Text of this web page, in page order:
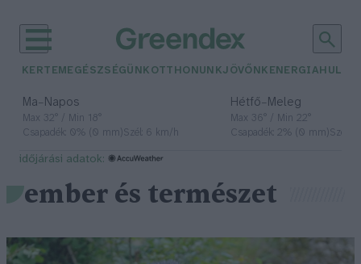
KERTEM EGÉSZSÉGÜNK OTTHONUNKJÖVŐNK ENERGIA
Ma– Napos
Max 32° / Min 18°
Csapadék: 0% (0 mm)Szél: 6 km/h
Hétfő– Meleg
Max 36° / Min 22°
Csapadék: 2% (0 mm)Szél:
időjárási adatok:
ember és természet